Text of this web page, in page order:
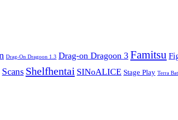
Drag-On Dragoon 1.3 Drag-on Dragoon 3 Famitsu
Scans Shelfhentai SINoALICE Stage Play Terra